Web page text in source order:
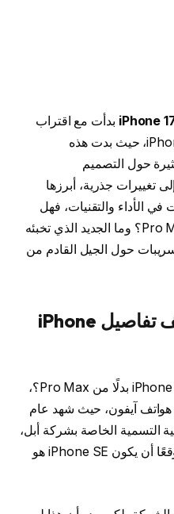
iPhone بدأت مع اقتراب
موعد الكشف عن سلسلة iPhone 17، حيث بدت هذه
حول التصميم
تغييرات جذرية، أبرزها
الأداء والتقنيات، فهل
يكون ايفون 17 Ultra بديلاً لـ Pro Max؟ وما الجديد الذي تخبئه
حول الجيل القادم من
تفاصيل iPhone
هل سيكون 2025 عام iPhone 17 Ultra بدلًا من Pro Max؟،
هواتف آيفون، حيث شهد عام
التسمية الخاصة بشركة أبل،
كما تبين أن الهاتف الذي كان متوقعًا أن يكون iPhone SE هو